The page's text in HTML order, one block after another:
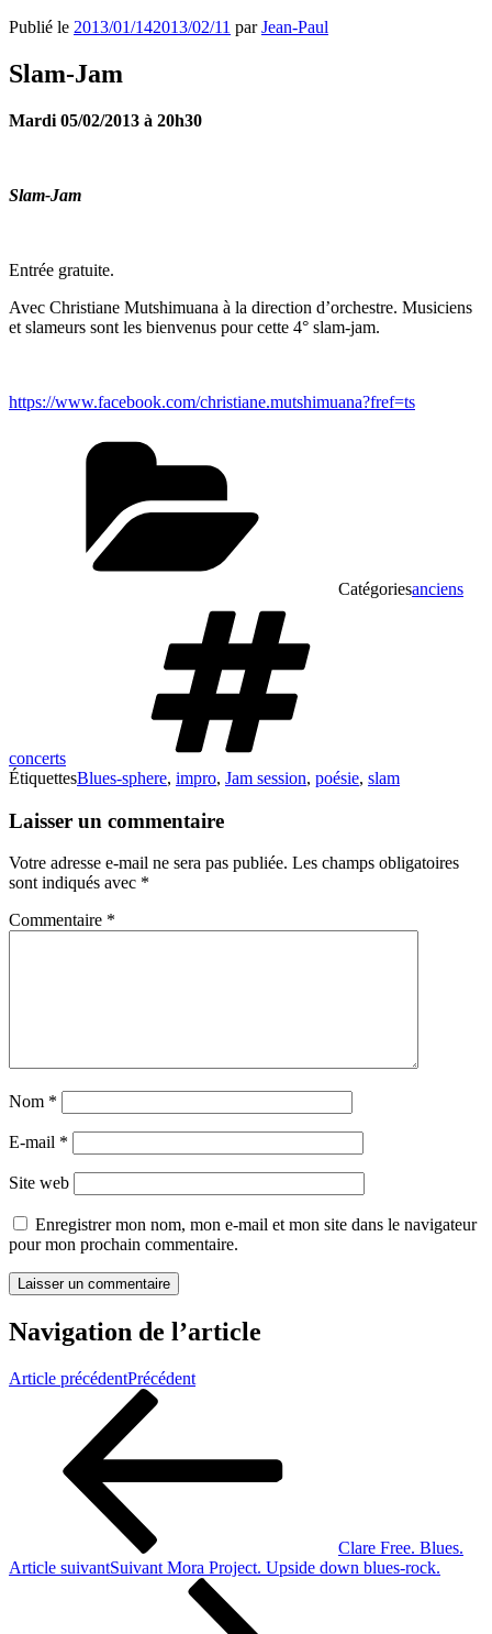
Publié le 2013/01/142013/02/11 parJean-Paul
Slam-Jam
Mardi 05/02/2013 à 20h30
Slam-Jam
Entrée gratuite.
Avec Christiane Mutshimuana à la direction d’orchestre. Musiciens
et slameurs sont les bienvenus pour cette 4° slam-jam.
https://www.facebook.com/christiane.mutshimuana?fref=ts
Catégoriesanciens
concerts
ÉtiquettesBlues-sphere, impro, Jam session, poésie, slam
Laisser un commentaire
Votre adresse e-mail ne sera pas publiée. Les champs obligatoires
sont indiqués avec *
Commentaire *
Nom *
E-mail *
Site web
Enregistrer mon nom, mon e-mail et mon site dans le navigateur
pour mon prochain commentaire.
Navigation de l’article
Article précédentPrécédent
Clare Free. Blues.
Article suivantSuivant Mora Project. Upside down blues-rock.